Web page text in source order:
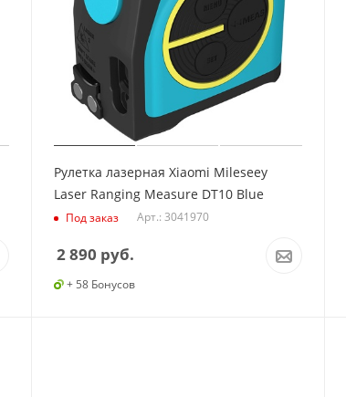
Рулетка лазерная Xiaomi Mileseey
Laser Ranging Measure DT10 Blue
Под заказ Арт.: 3041970
2 890 руб.
+ 58 Бонусов